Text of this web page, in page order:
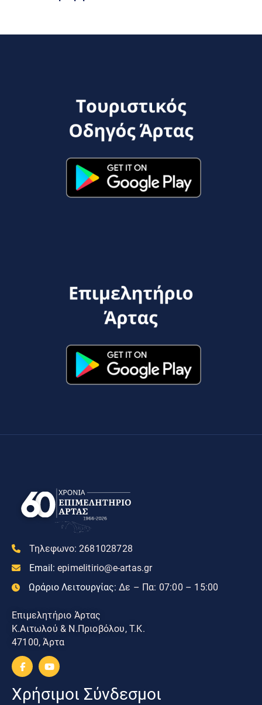
Τηλεφωνο: 2681028728
Email: epimelitirio@e-artas.gr
Ωράριο Λειτουργίας: Δε – Πα: 07:00 – 15:00
Επιμελητήριο Άρτας
Κ.Αιτωλού & Ν.Πριοβόλου, Τ.Κ.
47100, Άρτα
Χρήσιμοι Σύνδεσμοι